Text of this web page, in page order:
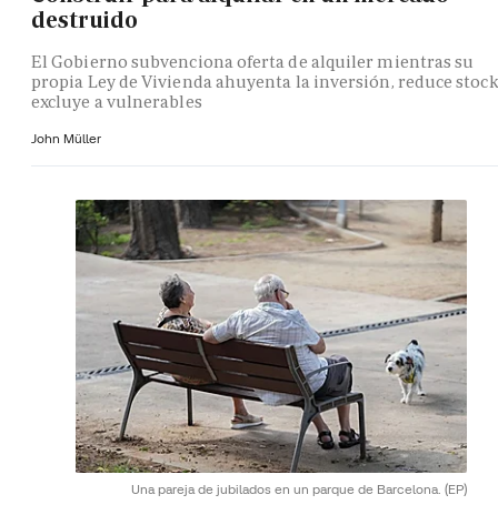
destruido
El Gobierno subvenciona oferta de alquiler mientras su
propia Ley de Vivienda ahuyenta la inversión, reduce
excluye a vulnerables
John Müller
Una pareja de jubilados en un parque de Barcelona. (EP)